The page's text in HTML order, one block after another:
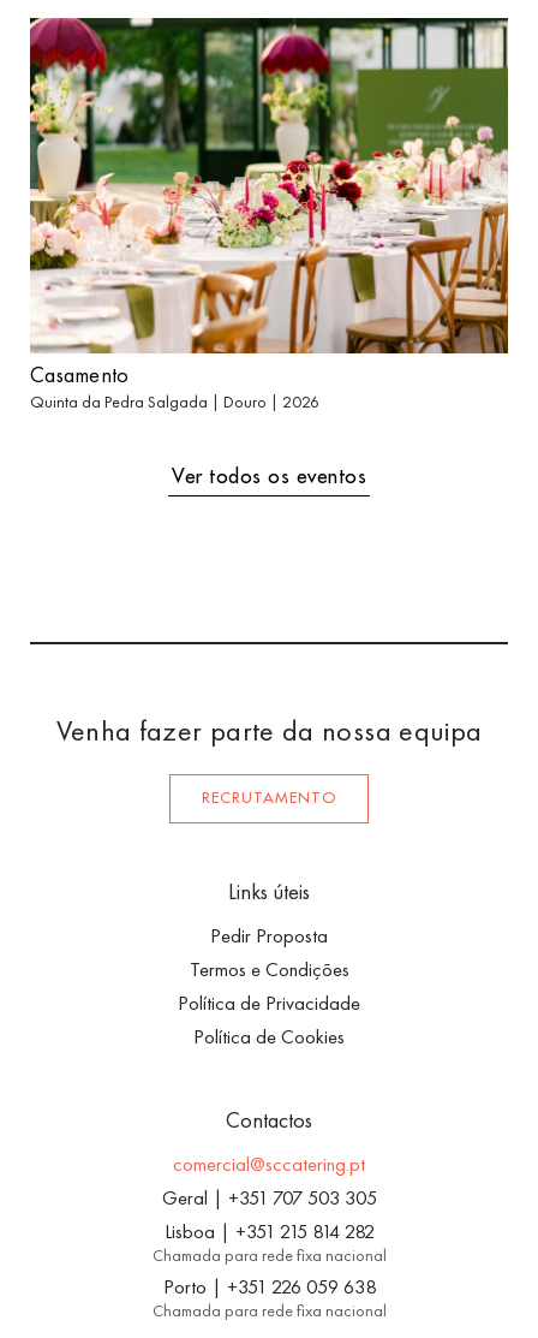
Casamento
Quinta da Pedra Salgada | Douro | 2026
Ver todos os eventos
Venha fazer parte da nossa equipa
RECRUTAMENTO
Links úteis
Pedir Proposta
Termos e Condições
Política de Privacidade
Política de Cookies
Contactos
comercial@sccatering.pt
Geral | +351 707 503 305
Lisboa | +351 215 814 282
Chamada para rede fixa nacional
Porto | +351 226 059 638
Chamada para rede fixa nacional